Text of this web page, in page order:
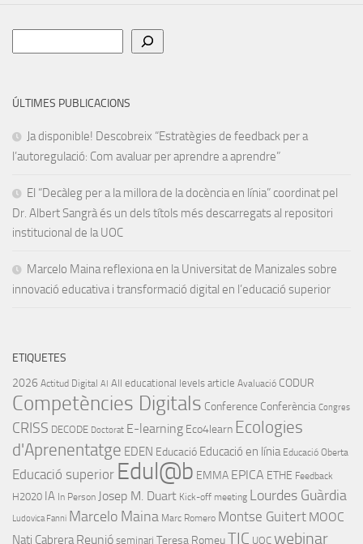
ÚLTIMES PUBLICACIONS
Ja disponible! Descobreix “Estratègies de feedback per a
l’autoregulació: Com avaluar per aprendre a aprendre”
El “Decàleg per a la millora de la docència en línia” coordinat pel
Dr. Albert Sangrà és un dels títols més descarregats al repositori
institucional de la UOC
Marcelo Maina reflexiona en la Universitat de Manizales sobre
innovació educativa i transformació digital en l’educació superior
ETIQUETES
2026 Actitud Digital AI All educational levels article Avaluació CODUR
Competències Digitals Conference Conferència Congres
CRISS DECODE Doctorat E-learning Eco4learn Ecologies
d'Aprenentatge EDEN Educació Educació en línia Educació Oberta
Educació superior Edul@b EMMA EPICA ETHE Feedback
H2020 IA In Person Josep M. Duart Kick-off meeting Lourdes Guàrdia
Ludovica Fanni Marcelo Maina Marc Romero Montse Guitert MOOC
Nati Cabrera Reunió seminari Teresa RomeuTIC UOC webinar